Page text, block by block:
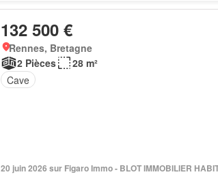
132 500 €
Rennes, Bretagne
2 Pièces
28 m²
Cave
20 juin 2026 sur Figaro Immo - BLOT IMMOBILIER